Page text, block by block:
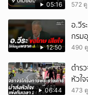
05:16 572 ดู
12:50
อ.วีร
กรม
ปิดให้
490 ดู
06:44
ตำร
หัวใ
สำเร็
473 ดู